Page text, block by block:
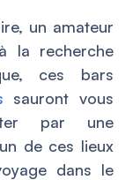
un amateur
la recherche
ces bars
sauront vous
par une
de ces lieux
dans le